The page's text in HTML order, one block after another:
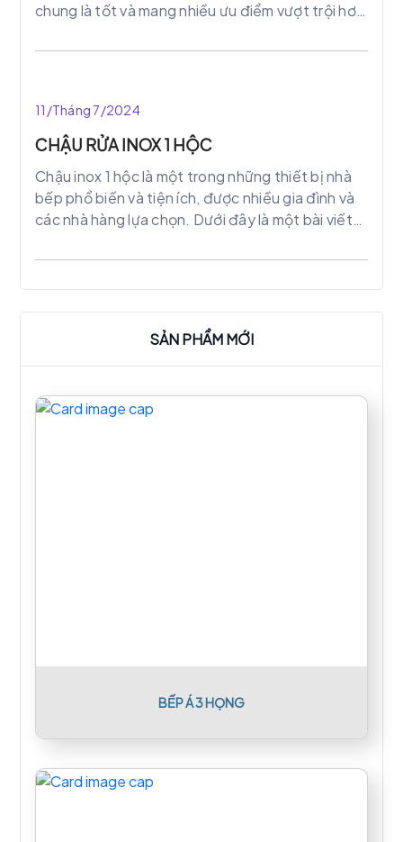
chung là tốt và mang nhiều ưu điểm vượt trội hơn
đó kệ song 4 tầng inox là thiết bị inox quan
bày sản phẩm …
11/Tháng 7/2024
CHẬU RỬA INOX 1 HỘC
Chậu inox 1 hộc là một trong những thiết bị nhà
bếp phổ biến và tiện ích, được nhiều gia đình và
các nhà hàng lựa chọn. Dưới đây là một bài viết
đến cách lựa chọn và bảo quản.
SẢN PHẨM MỚI
BẾP Á 3 HỌNG